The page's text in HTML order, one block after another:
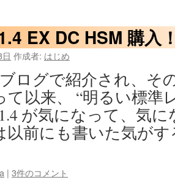
EX DC HSM 購入
作成者: はじめ
ログで紹介され、そ
て以来、 “明るい標準
が気になって、気
以前にも書いた気が
| 3件のコメント